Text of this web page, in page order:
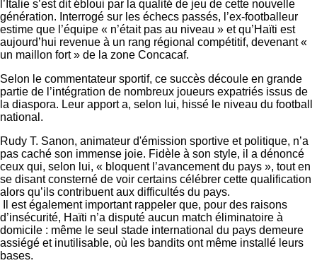
l’Italie s’est dit ébloui par la qualité de jeu de cette nouvelle
génération. Interrogé sur les échecs passés, l’ex-footballeur
estime que l’équipe « n’était pas au niveau » et qu’Haïti est
aujourd’hui revenue à un rang régional compétitif, devenant «
un maillon fort » de la zone Concacaf.
Selon le commentateur sportif, ce succès découle en grande
partie de l’intégration de nombreux joueurs expatriés issus de
la diaspora. Leur apport a, selon lui, hissé le niveau du football
national.
Rudy T. Sanon, animateur d'émission sportive et politique, n’a
pas caché son immense joie. Fidèle à son style, il a dénoncé
ceux qui, selon lui, « bloquent l’avancement du pays », tout en
se disant consterné de voir certains célébrer cette qualification
alors qu’ils contribuent aux difficultés du pays.
Il est également important rappeler que, pour des raisons
d’insécurité, Haïti n’a disputé aucun match éliminatoire à
domicile : même le seul stade international du pays demeure
assiégé et inutilisable, où les bandits ont même installé leurs
bases.